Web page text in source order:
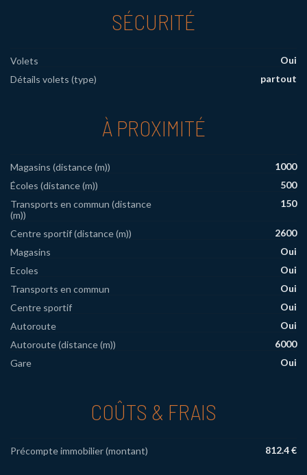
SÉCURITÉ
Volets
Oui
Détails volets (type)
partout
À PROXIMITÉ
Magasins (distance (m))
1000
Écoles (distance (m))
500
Transports en commun (distance
(m))
150
Centre sportif (distance (m))
2600
Magasins
Oui
Ecoles
Oui
Transports en commun
Oui
Centre sportif
Oui
Autoroute
Oui
Autoroute (distance (m))
6000
Gare
Oui
COÛTS & FRAIS
Précompte immobilier (montant) 812.4 €